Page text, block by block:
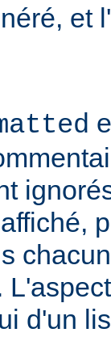
et
d'un